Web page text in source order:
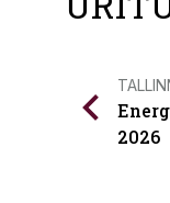
2026